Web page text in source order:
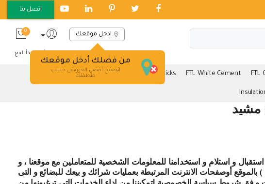
اتصل بنا
ادخل موقعك
من فضلك أدخل موقعك
لتصفح أفضل العروض حسب
منطقتك
0
ابدأ البيع
FTL
FTL White Cement
FTL Blocks & Bricks
FTL Sand And Aggregates
مشيد
و استلام و استخدامنا للمعلومات الشخصية للمتعاملين مع موقعنا ، و
بالموقع أوصفحات الانترنت المرتبطة بعمليات شرائك و بيعك للبضائع و التى